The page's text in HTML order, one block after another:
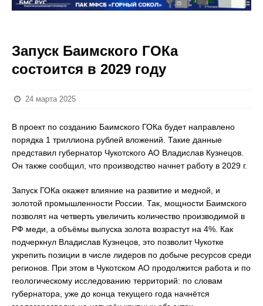
Запуск Баимского ГОКа
состоится в 2029 году
24 марта 2025
В проект по созданию Баимского ГОКа будет направлено
порядка 1 триллиона рублей вложений. Такие данные
представил губернатор Чукотского АО Владислав Кузнецов.
Он также сообщил, что производство начнет работу в 2029 г.
Запуск ГОКа окажет влияние на развитие и медной, и
золотой промышленности России. Так, мощности Баимского
позволят на четверть увеличить количество производимой в
РФ меди, а объёмы выпуска золота возрастут на 4%. Как
подчеркнул Владислав Кузнецов, это позволит Чукотке
укрепить позиции в числе лидеров по добыче ресурсов среди
регионов. При этом в Чукотском АО продолжится работа и по
геологическому исследованию территорий: по словам
губернатора, уже до конца текущего года начнётся